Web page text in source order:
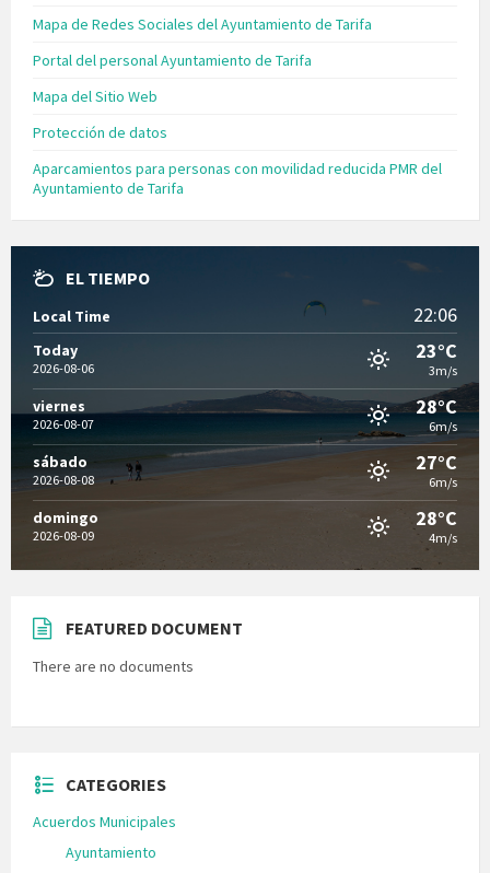
Mapa de Redes Sociales del Ayuntamiento de Tarifa
Portal del personal Ayuntamiento de Tarifa
Mapa del Sitio Web
Protección de datos
Aparcamientos para personas con movilidad reducida PMR del
Ayuntamiento de Tarifa
EL TIEMPO
Local Time 22:06
Today
2026-08-06
23°C
3m/s
viernes
2026-08-07
28°C
6m/s
sábado
2026-08-08
27°C
6m/s
domingo
2026-08-09
28°C
4m/s
FEATURED DOCUMENT
There are no documents
CATEGORIES
Acuerdos Municipales
Ayuntamiento